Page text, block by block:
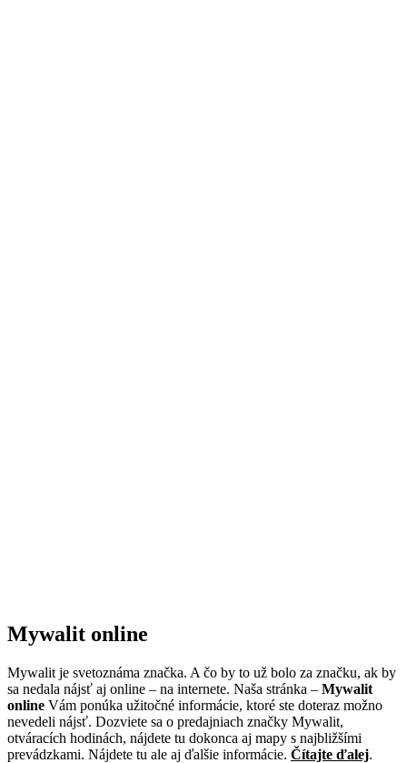
Mywalit online
Mywalit je svetoznáma značka. A čo by to už bolo za značku, ak by
sa nedala nájsť aj online – na internete. Naša stránka – Mywalit
online Vám ponúka užitočné informácie, ktoré ste doteraz možno
nevedeli nájsť. Dozviete sa o predajniach značky Mywalit,
otváracích hodinách, nájdete tu dokonca aj mapy s najbližšími
prevádzkami. Nájdete tu ale aj ďalšie informácie. Čítajte ďalej.